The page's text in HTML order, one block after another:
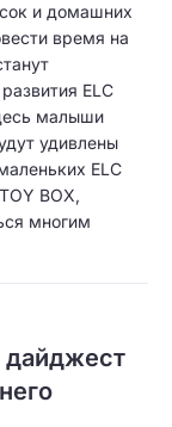
и домашних
время на
ELC
малыши
удивлены
ELC
BOX,
многим
дайджест